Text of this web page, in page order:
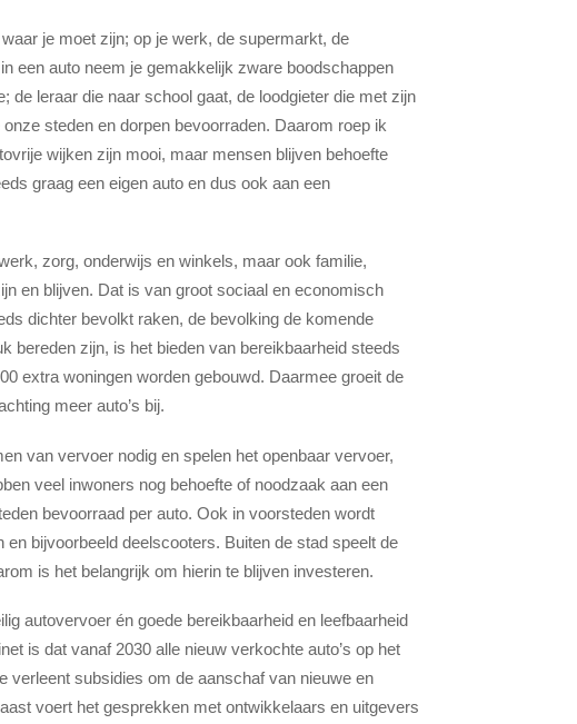
je moet zijn; op je werk, de supermarkt, de
een auto neem je gemakkelijk zware boodschappen
de leraar die naar school gaat, de loodgieter die met zijn
steden en dorpen bevoorraden. Daarom roep ik
wijken zijn mooi, maar mensen blijven behoefte
graag een eigen auto en dus ook aan een
zorg, onderwijs en winkels, maar ook familie,
en blijven. Dat is van groot sociaal en economisch
dichter bevolkt raken, de bevolking de komende
bereden zijn, is het bieden van bereikbaarheid steeds
extra woningen worden gebouwd. Daarmee groeit de
meer auto’s bij.
van vervoer nodig en spelen het openbaar vervoer,
veel inwoners nog behoefte of noodzaak aan een
bevoorraad per auto. Ook in voorsteden wordt
bijvoorbeeld deelscooters. Buiten de stad speelt de
is het belangrijk om hierin te blijven investeren.
autovervoer én goede bereikbaarheid en leefbaarheid
is dat vanaf 2030 alle nieuw verkochte auto’s op het
verleent subsidies om de aanschaf van nieuwe en
voert het gesprekken met ontwikkelaars en uitgevers